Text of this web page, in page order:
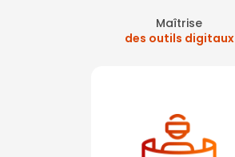
Maîtrise
des outils digitaux